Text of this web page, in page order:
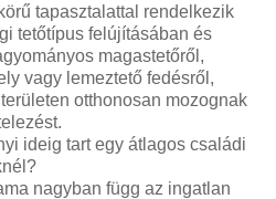
tapasztalattal rendelkezik
tetőtípus felújításában és
magastetőről,
vagy lemeztető fedésről,
otthonosan mozognak
ideig tart egy átlagos családi
nagyban függ az ingatlan